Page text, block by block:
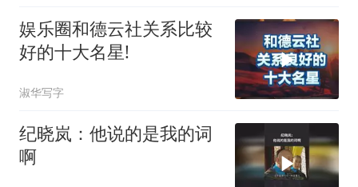
娱乐圈和德云社关系比较
好的十大名星!
淑华写字
纪晓岚：他说的是我的词
啊